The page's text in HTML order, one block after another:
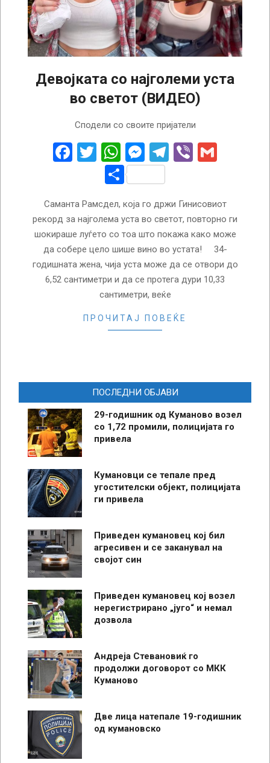
Девојката со најголеми уста
во светот (ВИДЕО)
Сподели со своите пријатели
Facebook
Twitter
WhatsApp
Messenger
Telegram
Viber
Share
Саманта Рамсдел, која го држи Гинисовиот
рекорд за најголема уста во светот, повторно ги
шокираше луѓето со тоа што покажа како може
да собере цело шише вино во устата! 34-
годишната жена, чија уста може да се отвори до
6,52 сантиметри и да се протега дури 10,33
сантиметри, веќе
ПРОЧИТАЈ ПОВЕЌЕ
ПОСЛЕДНИ ОБЈАВИ
29-годишник од Куманово возел
со 1,72 промили, полицијата го
привела
Кумановци се тепале пред
угостителски објект, полицијата
ги привела
Приведен кумановец кој бил
агресивен и се заканувал на
својот син
Приведен кумановец кој возел
нерегистрирано „југо“ и немал
дозвола
Андреја Стевановиќ го
продолжи договорот со МКК
Куманово
Две лица натепале 19-годишник
од кумановско